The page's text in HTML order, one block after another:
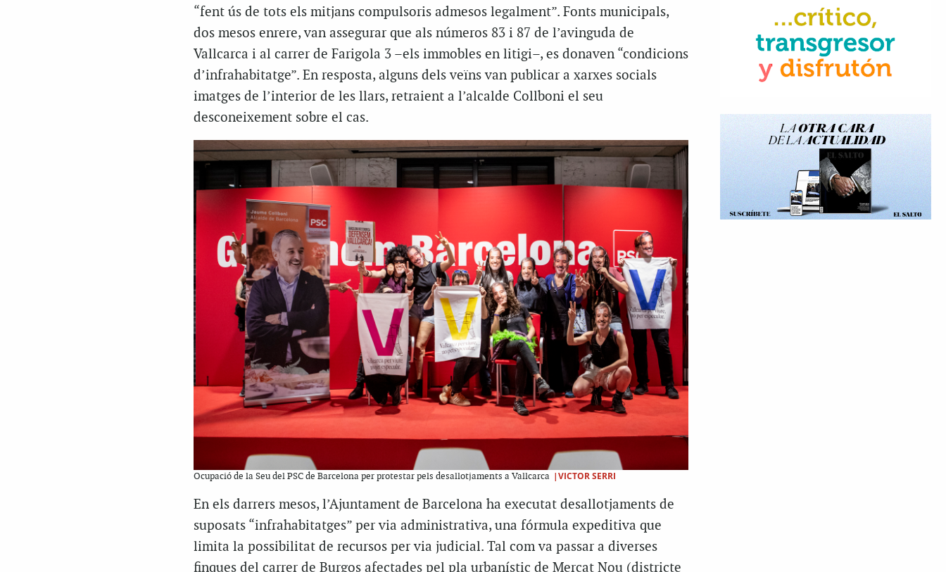
“fent ús de tots els mitjans compulsoris admesos legalment”. Fonts municipals,
dos mesos enrere, van assegurar que als números 83 i 87 de l’avinguda de
Vallcarca i al carrer de Farigola 3 –els immobles en litigi–, es donaven “condicions
d’infrahabitatge”. En resposta, alguns dels veïns van publicar a xarxes socials
imatges de l’interior de les llars, retraient a l’alcalde Collboni el seu
desconeixement sobre el cas.
Ocupació de la Seu del PSC de Barcelona per protestar pels desallotjaments a Vallcarca |VICTOR SERRI
En els darrers mesos, l’Ajuntament de Barcelona ha executat desallotjaments de
suposats “infrahabitatges” per via administrativa, una fórmula expeditiva que
limita la possibilitat de recursos per via judicial. Tal com va passar a diverses
finques del carrer de Burgos afectades pel pla urbanístic de Mercat Nou (districte